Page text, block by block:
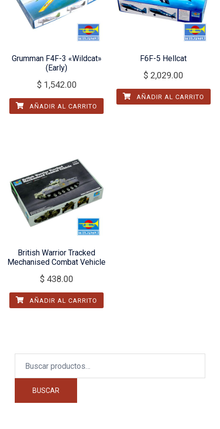
Grumman F4F-3 «Wildcat»
(Early)
$ 1,542.00
AÑADIR AL CARRITO
F6F-5 Hellcat
$ 2,029.00
AÑADIR AL CARRITO
British Warrior Tracked
Mechanised Combat Vehicle
$ 438.00
AÑADIR AL CARRITO
BUSCAR